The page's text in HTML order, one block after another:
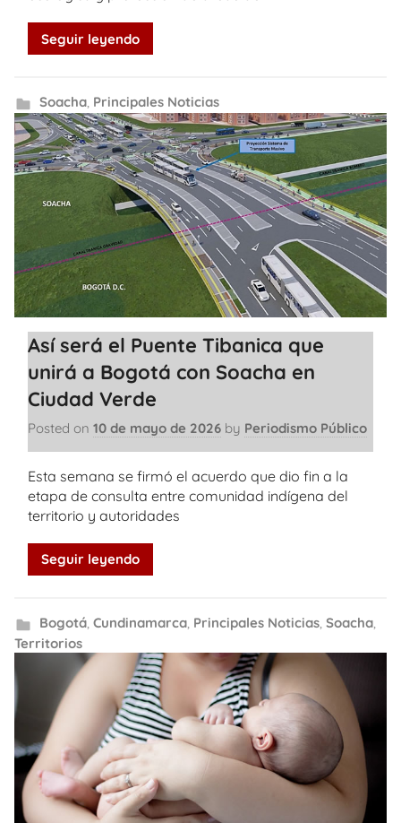
Seguir leyendo
Soacha, Principales Noticias
Así será el Puente Tibanica que
unirá a Bogotá con Soacha en
Ciudad Verde
Posted on 10 de mayo de 2026 by Periodismo Público
Esta semana se firmó el acuerdo que dio fin a la
etapa de consulta entre comunidad indígena del
territorio y autoridades
Seguir leyendo
Bogotá, Cundinamarca, Principales Noticias, Soacha,
Territorios